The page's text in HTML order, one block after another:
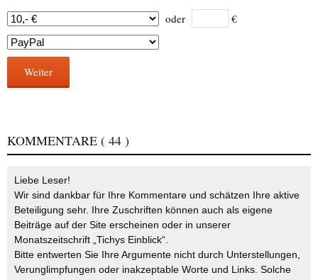
oder €
Weiter
KOMMENTARE ( 44 )
Liebe Leser!
Wir sind dankbar für Ihre Kommentare und schätzen Ihre aktive
Beteiligung sehr. Ihre Zuschriften können auch als eigene
Beiträge auf der Site erscheinen oder in unserer
Monatszeitschrift „Tichys Einblick“.
Bitte entwerten Sie Ihre Argumente nicht durch Unterstellungen,
Verunglimpfungen oder inakzeptable Worte und Links. Solche